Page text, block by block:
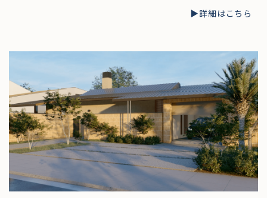
▶︎詳細はこちら